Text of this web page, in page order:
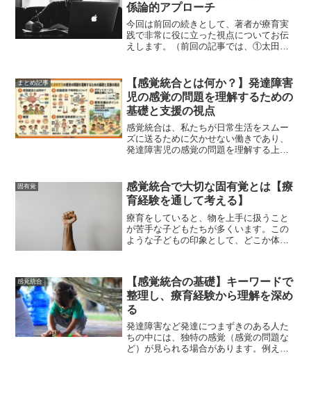
係論的アプローチ
今回は前回の続きとして、著者が療育実
践で非常に役に立った視点についてお伝
えします。（前回の記事では、①太田ス
期の感覚と運動の段階から概念理解まで
の発達段階を詳細に記述し...
まとめ記事
【感覚統合とは何か？】発達障害
児の感覚の問題を理解するための
基礎と支援の視点
感覚統合は、私たちが日常生活をスムー
ズに送るために欠かせない働きであり、
発達障害児の感覚の問題を理解する上で
て、感覚統合の理論から多くの支援のヒ
ントを得ることができまし...
固有覚
感覚統合で大切な固有覚とは【療
育経験を通して考える】
療育をしていると、物を上手に扱うこと
が苦手な子どもたちが多くいます。この
ような子どもの印象として、どこか体の
は「固有覚」といった感覚...
感覚統合
【感覚統合の基礎】キーワードで
整理し、療育経験から理解を深め
る
発達障害など発達につまずきのある人た
ちの中には、独特の感覚（感覚の問題な
ど）が見られる場合があります。例え